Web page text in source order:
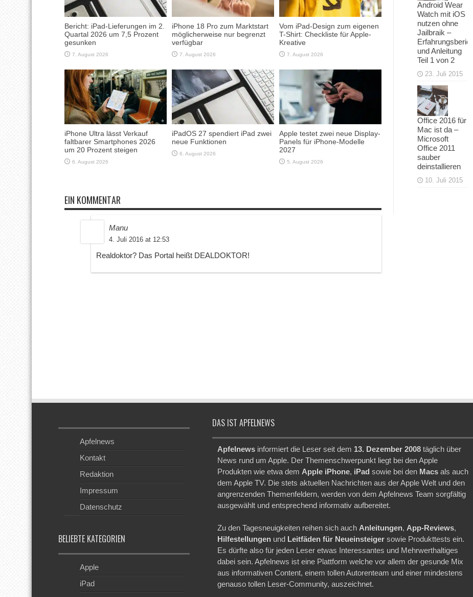
Bericht: iPad-Lieferungen im 2.
Quartal 2026 um 7,5 Prozent
gesunken
7. August 2026
iPhone 18 Pro zum Marktstart
möglicherweise nur begrenzt
verfügbar
7. August 2026
Vom iPad-Design zum eigenen
T-Shirt: Checkliste für Apple-
Kreative
7. August 2026
iPhone Ultra lässt Verkauf
faltbarer Smartphones 2026
um 20 Prozent steigen
6. August 2026
iPadOS 27 spendiert iPad zwei
neue Funktionen
6. August 2026
Apple testet zwei neue Display-
Panels für iPhone-Modelle
2027
5. August 2026
EIN KOMMENTAR
Manu
4. Juli 2016 at 12:53
Realdoktor? Das Portal heißt DEALDOKTOR!
Android Wear
Watch mit iOS
nutzen ohne
Jailbraik –
Erfahrungsbericht
und Anleitung
Teil 1 von 2
23. Juli 2015
Office 2016 für
Mac ist da –
Microsoft
Office 2011
sauber
deinstallieren
10. Juli 2015
Apfelnews
Kontakt
Redaktion
Impressum
Datenschutz
BELIEBTE KATEGORIEN
Apple
iPad
DAS IST APFELNEWS
Apfelnews informiert die Leser seit dem 13. Dezember 2008 täglich über
News rund um Apple. Der Themenschwerpunkt liegt bei den Apple
Produkten wie etwa dem Apple iPhone, iPad sowie bei den Macs als auch
dem Apple TV. Die stets aktuellen Nachrichten aus der Apple Welt und den
angrenzenden Themenfeldern, werden von dem Apfelnews Team sorgfältig
ausgewählt und entsprechend informativ aufbereitet.
Zu den Tagesneuigkeiten reihen sich auch Anleitungen, App-Reviews,
Hilfestellungen und Leitfäden für Neueinsteiger sowie Produkttests ein.
Es dürfte also für jeden Leser etwas Interessantes und Mehrwerthaltiges
dabei sein. Apfelnews ist eine Plattform welche vor allem der gesunde Mix
aus informativen Content, einem tollen Autorenteam und einer mindestens
genauso tollen Leser-Community, auszeichnet.